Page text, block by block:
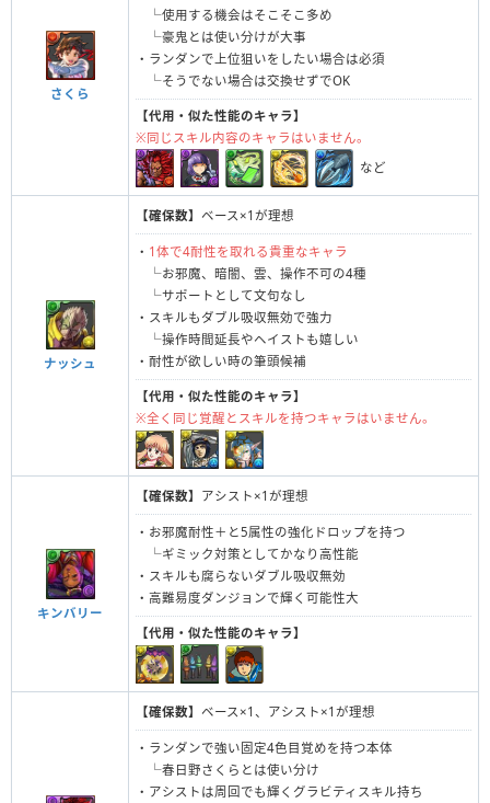
さくら
└使用する機会はそこそこ多め
└豪鬼とは使い分けが大事
・ランダンで上位狙いをしたい場合は必須
└そうでない場合は交換せずでOK
【代用・似た性能のキャラ】
※同じスキル内容のキャラはいません。
など
ナッシュ
【確保数】 ベース×1が理想
・ 1体で4耐性を取れる貴重なキャラ
└お邪魔、暗闇、雲、操作不可の4種
└サポートとして文句なし
・スキルもダブル吸収無効で強力
└操作時間延長やヘイストも嬉しい
・耐性が欲しい時の筆頭候補
【代用・似た性能のキャラ】
※全く同じ覚醒とスキルを持つキャラはいません。
キンバリー
【確保数】 アシスト×1が理想
・お邪魔耐性＋と5属性の強化ドロップを持つ
└ギミック対策としてかなり高性能
・スキルも腐らないダブル吸収無効
・高難易度ダンジョンで輝く可能性大
【代用・似た性能のキャラ】
【確保数】 ベース×1、アシスト×1が理想
・ランダンで強い固定4色目覚めを持つ本体
└春日野さくらとは使い分け
・アシストは周回でも輝くグラビティスキル持ち